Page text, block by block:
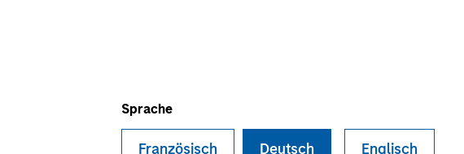
Sprache
Französisch Deutsch Englisch